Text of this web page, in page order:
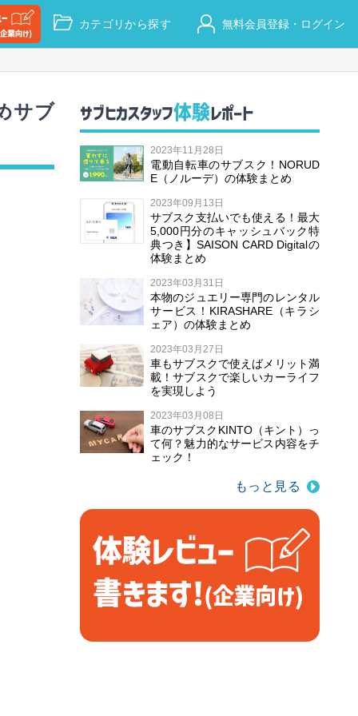
カテゴリから探す 無料会員登録・ログイン
サブ
サブヒカスタッフ体験 レポート
2023年11月28日
電動自転車のサブスク！NORUD
E（ノルーデ）の体験まとめ
2023年09月13日
サブスク支払いでも使える！最大
5,000円分のキャッシュバック特
典つき】SAISON CARD Digitalの
体験まとめ
2023年03月31日
本物のジュエリー専門のレンタル
サービス！KIRASHARE（キラシ
ェア）の体験まとめ
2023年03月27日
車もサブスクで使えばメリット満
載！サブスクで楽しいカーライフ
を実現しよう
2023年03月08日
車のサブスクKINTO（キント）っ
て何？魅力的なサービス内容をチ
ェック！
もっと見る